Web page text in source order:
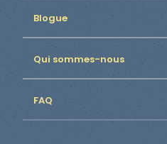
Blogue
Qui sommes-nous
FAQ